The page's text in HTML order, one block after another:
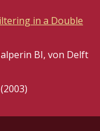
in a Double
BI, von Delft